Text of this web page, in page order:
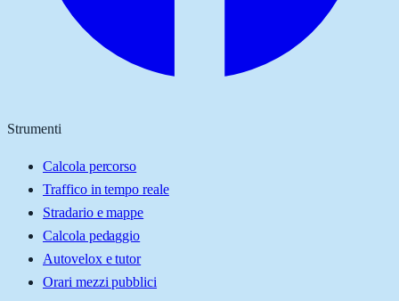
Strumenti
Calcola percorso
Traffico in tempo reale
Stradario e mappe
Calcola pedaggio
Autovelox e tutor
Orari mezzi pubblici